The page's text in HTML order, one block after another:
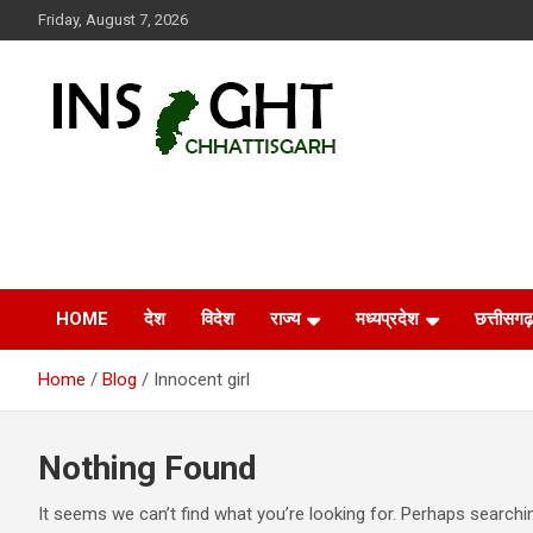
to
Friday, August 7, 2026
HOME देश विदेश राज्य मध्यप्रदेश छत्तीसगढ़
Home Blog Innocent girl
Nothing Found
It seems we can’t find what you’re looking for. Perhaps